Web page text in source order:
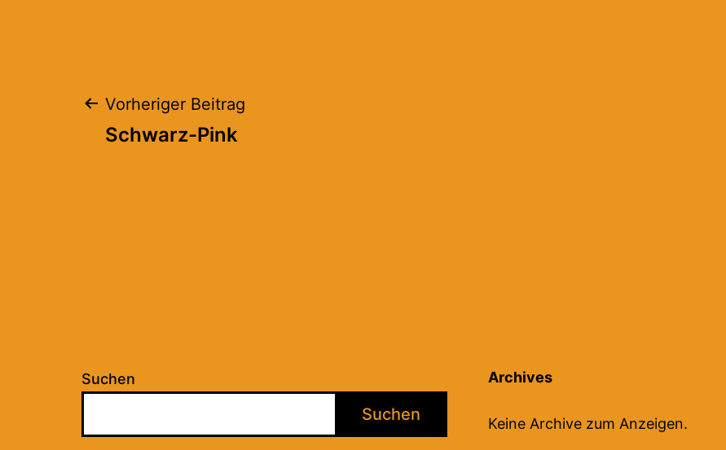
Beitragsnavigation
Vorheriger Beitrag
Schwarz-Pink
Suchen
Suchen
Archives
Keine Archive zum Anzeigen.